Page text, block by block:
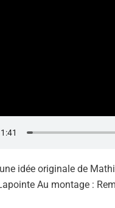
idée originale de
Au montage :